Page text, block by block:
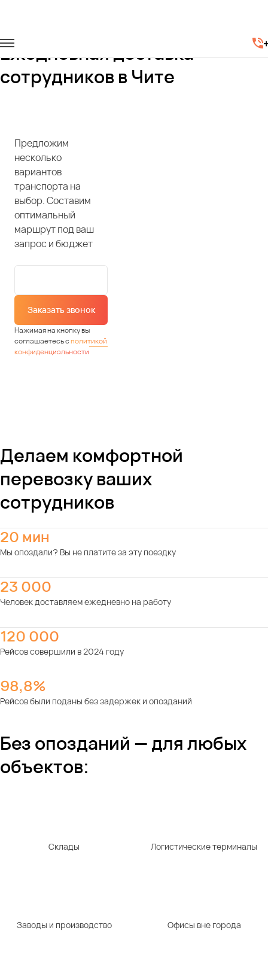
Ежедневная доставка
сотрудников в Чите
Предложим
несколько
вариантов
транспорта на
выбор. Составим
оптимальный
маршрут под ваш
запрос и бюджет
Заказать звонок
Нажимая на кнопку вы
соглашаетесь сполитикой
конфиденциальности
Делаем комфортной
перевозку ваших
сотрудников
20 мин
Мы опоздали? Вы не платите за эту поездку
23 000
Человек доставляем ежедневно на работу
120 000
Рейсов совершили в 2024 году
98,8%
Рейсов были поданы без задержек и опозданий
Без опозданий — для любых
объектов:
Склады Логистические терминалы
Заводы и производство Офисы вне города